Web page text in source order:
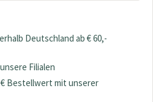
Deutschland ab € 60,-
Filialen
Bestellwert mit unserer